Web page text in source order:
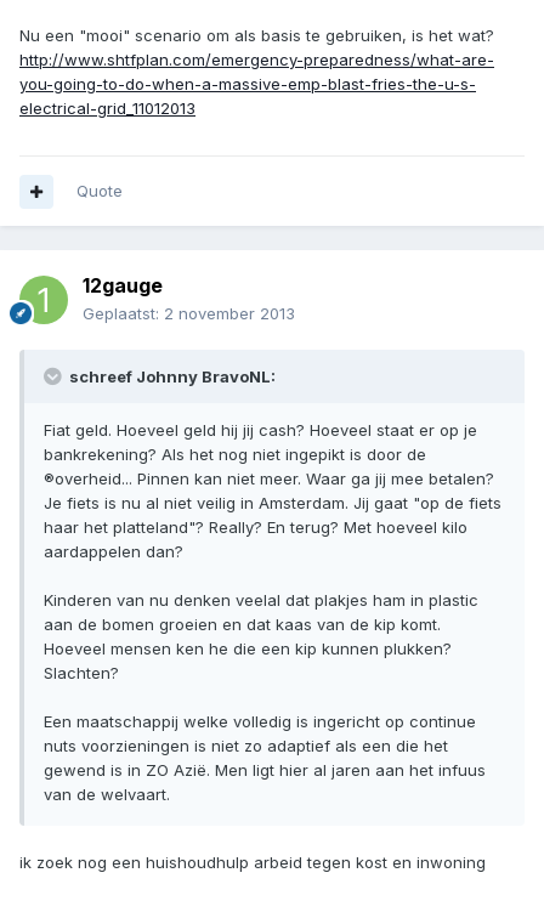
Nu een "mooi" scenario om als basis te gebruiken, is het wat?
http://www.shtfplan.com/emergency-preparedness/what-are-
you-going-to-do-when-a-massive-emp-blast-fries-the-u-s-
electrical-grid_11012013
Quote
12gauge
Geplaatst: 2 november 2013
schreef Johnny BravoNL:
Fiat geld. Hoeveel geld hij jij cash? Hoeveel staat er op je
bankrekening? Als het nog niet ingepikt is door de
®overheid... Pinnen kan niet meer. Waar ga jij mee betalen?
Je fiets is nu al niet veilig in Amsterdam. Jij gaat "op de fiets
haar het platteland"? Really? En terug? Met hoeveel kilo
aardappelen dan?
Kinderen van nu denken veelal dat plakjes ham in plastic
aan de bomen groeien en dat kaas van de kip komt.
Hoeveel mensen ken he die een kip kunnen plukken?
Slachten?
Een maatschappij welke volledig is ingericht op continue
nuts voorzieningen is niet zo adaptief als een die het
gewend is in ZO Azië. Men ligt hier al jaren aan het infuus
van de welvaart.
ik zoek nog een huishoudhulp arbeid tegen kost en inwoning